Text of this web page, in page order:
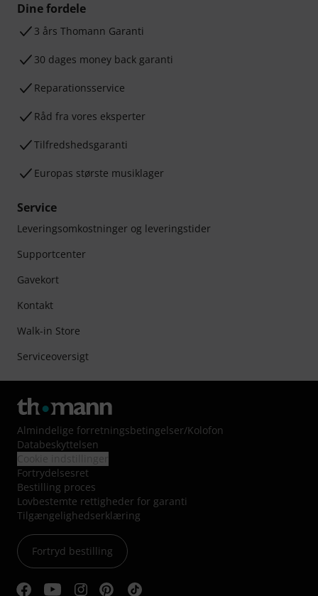
Dine fordele
3 års Thomann Garanti
30 dages money back garanti
Reparationsservice
Råd fra vores eksperter
Tilfredshedsgaranti
Europas største musiklager
Service
Leveringsomkostninger og leveringstider
Supportcenter
Gavekort
Kontakt
Walk-in Store
Serviceoversigt
Almindelige forretningsbetingelser/Kolofon
Databeskyttelsen
Fortrydelsesret
Bestilling proces
Lovbestemte rettigheder for garanti
Tilgængelighedserklæring
Fortryd bestilling